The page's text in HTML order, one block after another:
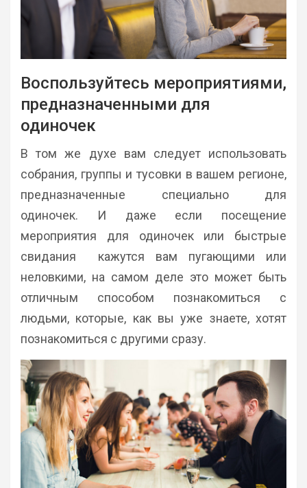
Воспользуйтесь мероприятиями,
предназначенными для
одиночек
В том же духе вам следует использовать
собрания, группы и тусовки в вашем регионе,
предназначенные специально для
одиночек. И даже если посещение
мероприятия для одиночек или быстрые
свидания кажутся вам пугающими или
неловкими, на самом деле это может быть
отличным способом познакомиться с
людьми, которые, как вы уже знаете, хотят
познакомиться с другими сразу.